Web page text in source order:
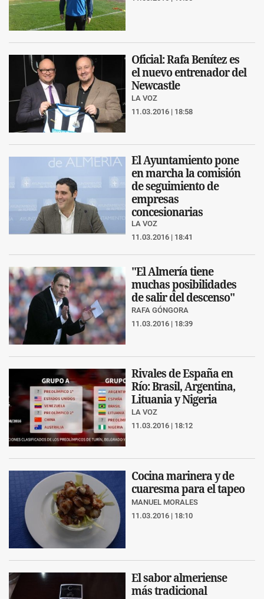
Oficial: Rafa Benítez es
el nuevo entrenador del
Newcastle
LA VOZ
11.03.2016 | 18:58
El Ayuntamiento pone
en marcha la comisión
de seguimiento de
empresas
concesionarias
LA VOZ
11.03.2016 | 18:41
"El Almería tiene
muchas posibilidades
de salir del descenso"
RAFA GÓNGORA
11.03.2016 | 18:39
Rivales de España en
Río: Brasil, Argentina,
Lituania y Nigeria
LA VOZ
11.03.2016 | 18:12
Cocina marinera y de
cuaresma para el tapeo
MANUEL MORALES
11.03.2016 | 18:10
El sabor almeriense
más tradicional